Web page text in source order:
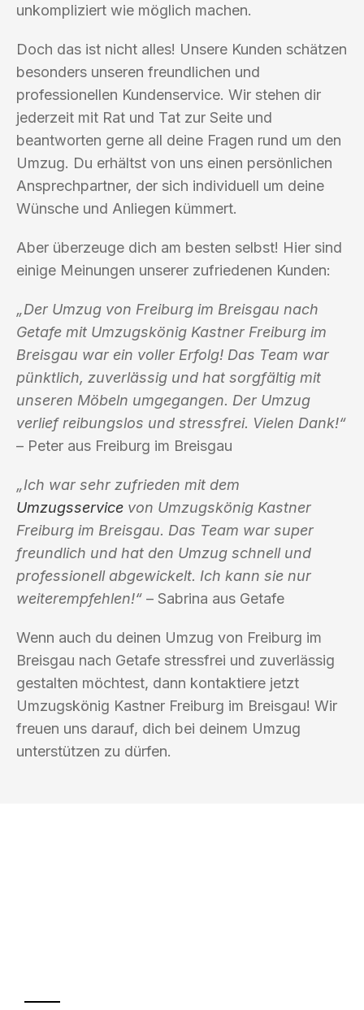
unkompliziert wie möglich machen.
Doch das ist nicht alles! Unsere Kunden schätzen
besonders unseren freundlichen und
professionellen Kundenservice. Wir stehen dir
jederzeit mit Rat und Tat zur Seite und
beantworten gerne all deine Fragen rund um den
Umzug. Du erhältst von uns einen persönlichen
Ansprechpartner, der sich individuell um deine
Wünsche und Anliegen kümmert.
Aber überzeuge dich am besten selbst! Hier sind
einige Meinungen unserer zufriedenen Kunden:
„Der Umzug von Freiburg im Breisgau nach
Getafe mit Umzugskönig Kastner Freiburg im
Breisgau war ein voller Erfolg! Das Team war
pünktlich, zuverlässig und hat sorgfältig mit
unseren Möbeln umgegangen. Der Umzug
verlief reibungslos und stressfrei. Vielen Dank!“
– Peter aus Freiburg im Breisgau
„Ich war sehr zufrieden mit dem
Umzugsservice von Umzugskönig Kastner
Freiburg im Breisgau. Das Team war super
freundlich und hat den Umzug schnell und
professionell abgewickelt. Ich kann sie nur
weiterempfehlen!“ – Sabrina aus Getafe
Wenn auch du deinen Umzug von Freiburg im
Breisgau nach Getafe stressfrei und zuverlässig
gestalten möchtest, dann kontaktiere jetzt
Umzugskönig Kastner Freiburg im Breisgau! Wir
freuen uns darauf, dich bei deinem Umzug
unterstützen zu dürfen.